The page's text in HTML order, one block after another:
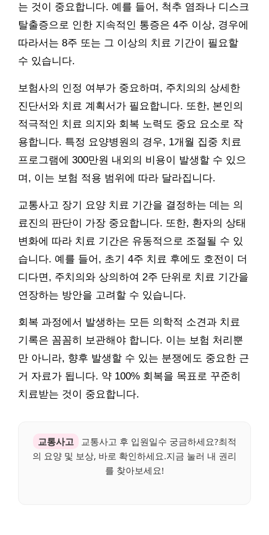
는 것이 중요합니다. 예를 들어, 척추 염좌나 디스크
탈출증으로 인한 지속적인 통증은 4주 이상, 경우에
따라서는 8주 또는 그 이상의 치료 기간이 필요할
수 있습니다.
보험사의 인정 여부가 중요하며, 주치의의 상세한
진단서와 치료 계획서가 필요합니다. 또한, 본인의
적극적인 치료 의지와 회복 노력도 중요 요소로 작
용합니다. 특정 요양병원의 경우, 1개월 집중 치료
프로그램에 300만원 내외의 비용이 발생할 수 있으
며, 이는 보험 적용 범위에 따라 달라집니다.
교통사고 장기 요양 치료 기간을 결정하는 데는 의
료진의 판단이 가장 중요합니다. 또한, 환자의 상태
변화에 따라 치료 기간은 유동적으로 조절될 수 있
습니다. 예를 들어, 초기 4주 치료 후에도 호전이 더
디다면, 주치의와 상의하여 2주 단위로 치료 기간을
연장하는 방안을 고려할 수 있습니다.
회복 과정에서 발생하는 모든 의학적 소견과 치료
기록은 꼼꼼히 보관해야 합니다. 이는 보험 처리뿐
만 아니라, 향후 발생할 수 있는 분쟁에도 중요한 근
거 자료가 됩니다. 약 100% 회복을 목표로 꾸준히
치료받는 것이 중요합니다.
교통사고
교통사고 후 입원일수 궁금하세요?최적
의 요양 및 보상, 바로 확인하세요.지금 눌러 내 권리
를 찾아보세요!